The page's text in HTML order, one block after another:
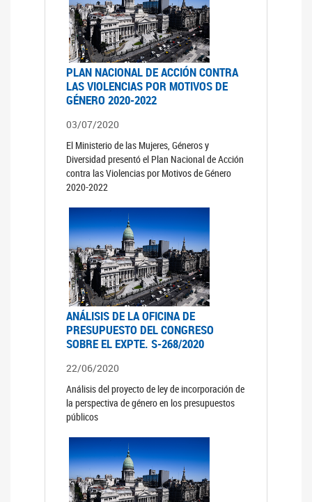
PLAN NACIONAL DE ACCIÓN CONTRA
LAS VIOLENCIAS POR MOTIVOS DE
GÉNERO 2020-2022
03/07/2020
El Ministerio de las Mujeres, Géneros y
Diversidad presentó el Plan Nacional de Acción
contra las Violencias por Motivos de Género
2020-2022
ANÁLISIS DE LA OFICINA DE
PRESUPUESTO DEL CONGRESO
SOBRE EL EXPTE. S-268/2020
22/06/2020
Análisis del proyecto de ley de incorporación de
la perspectiva de género en los presupuestos
públicos